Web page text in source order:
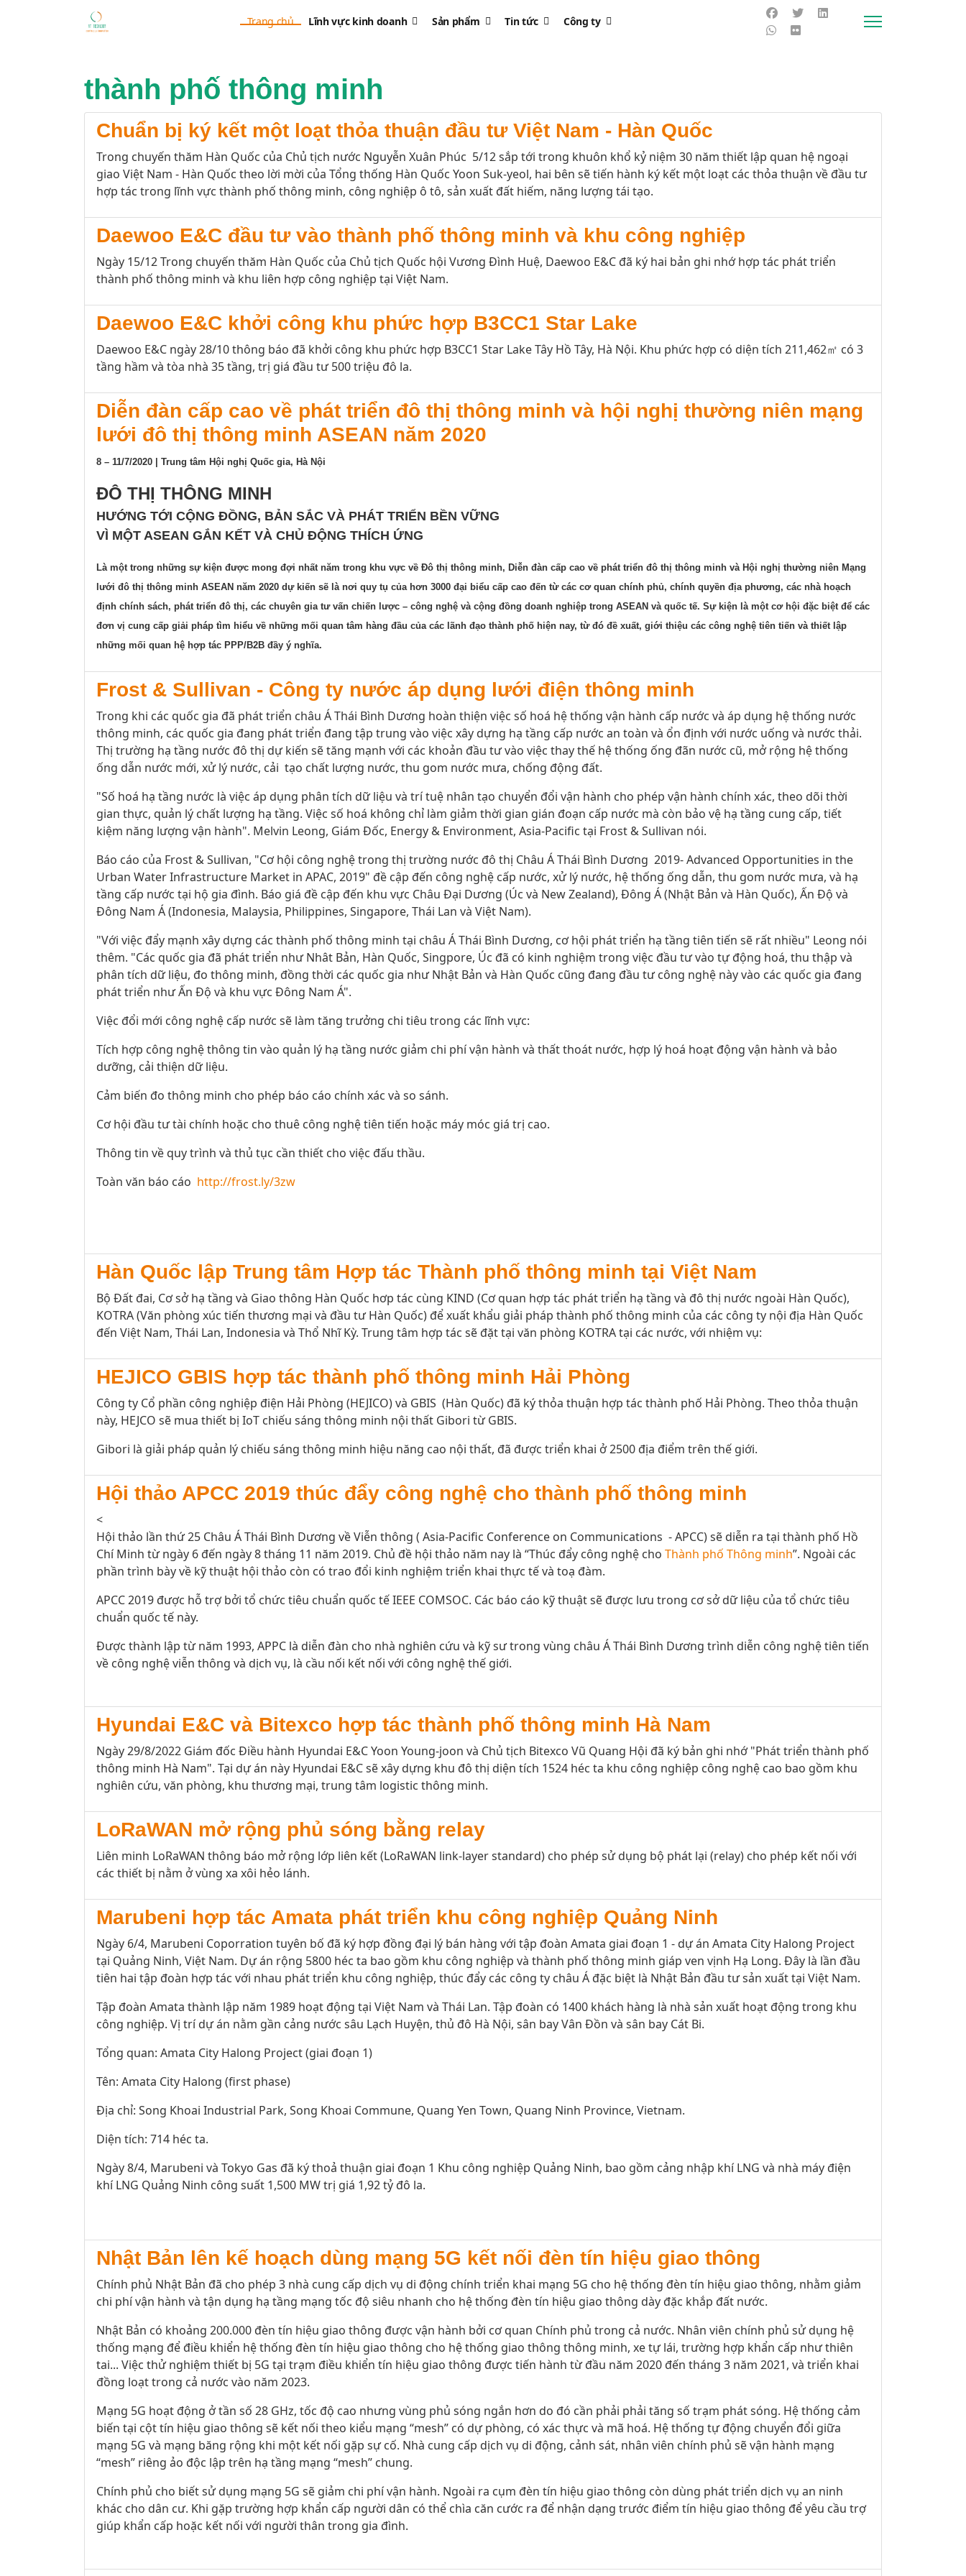
Trang chủ Lĩnh vực kinh doanh Sản phẩm Tin tức Công ty
thành phố thông minh
Chuẩn bị ký kết một loạt thỏa thuận đầu tư Việt Nam - Hàn Quốc
Trong chuyến thăm Hàn Quốc của Chủ tịch nước Nguyễn Xuân Phúc 5/12 sắp tới trong khuôn khổ kỷ niệm 30 năm thiết lập quan hệ ngoại
giao Việt Nam - Hàn Quốc theo lời mời của Tổng thống Hàn Quốc Yoon Suk-yeol, hai bên sẽ tiến hành ký kết một loạt các thỏa thuận về đầu tư
hợp tác trong lĩnh vực thành phố thông minh, công nghiệp ô tô, sản xuất đất hiếm, năng lượng tái tạo.
Daewoo E&C đầu tư vào thành phố thông minh và khu công nghiệp
Ngày 15/12 Trong chuyến thăm Hàn Quốc của Chủ tịch Quốc hội Vương Đình Huệ, Daewoo E&C đã ký hai bản ghi nhớ hợp tác phát triển
thành phố thông minh và khu liên hợp công nghiệp tại Việt Nam.
Daewoo E&C khởi công khu phức hợp B3CC1 Star Lake
Daewoo E&C ngày 28/10 thông báo đã khởi công khu phức hợp B3CC1 Star Lake Tây Hồ Tây, Hà Nội. Khu phức hợp có diện tích ​​211,462㎡ có 3
tầng hầm và tòa nhà 35 tầng, trị giá đầu tư 500 triệu đô la.
Diễn đàn cấp cao về phát triển đô thị thông minh và hội nghị thường niên mạng
lưới đô thị thông minh ASEAN năm 2020
8 – 11/7/2020 | Trung tâm Hội nghị Quốc gia, Hà Nội
ĐÔ THỊ THÔNG MINH
HƯỚNG TỚI CỘNG ĐỒNG, BẢN SẮC VÀ PHÁT TRIỂN BỀN VỮNG
VÌ MỘT ASEAN GẮN KẾT VÀ CHỦ ĐỘNG THÍCH ỨNG
Là một trong những sự kiện được mong đợi nhất năm trong khu vực về Đô thị thông minh, Diễn đàn cấp cao về phát triển đô thị thông minh và Hội nghị thường niên Mạng
lưới đô thị thông minh ASEAN năm 2020 dự kiến sẽ là nơi quy tụ của hơn 3000 đại biểu cấp cao đến từ các cơ quan chính phủ, chính quyền địa phương, các nhà hoạch
định chính sách, phát triển đô thị, các chuyên gia tư vấn chiến lược – công nghệ và cộng đồng doanh nghiệp trong ASEAN và quốc tế. Sự kiện là một cơ hội đặc biệt để các
đơn vị cung cấp giải pháp tìm hiểu về những mối quan tâm hàng đầu của các lãnh đạo thành phố hiện nay, từ đó đề xuất, giới thiệu các công nghệ tiên tiến và thiết lập
những mối quan hệ hợp tác PPP/B2B đầy ý nghĩa.
Frost & Sullivan - Công ty nước áp dụng lưới điện thông minh
Trong khi các quốc gia đã phát triển châu Á Thái Bình Dương hoàn thiện việc số hoá hệ thống vận hành cấp nước và áp dụng hệ thống nước
thông minh, các quốc gia đang phát triển đang tập trung vào việc xây dựng hạ tầng cấp nước an toàn và ổn định với nước uống và nước thải.
Thị trường hạ tầng nước đô thị dự kiến sẽ tăng mạnh với các khoản đầu tư vào việc thay thế hệ thống ống đãn nước cũ, mở rộng hệ thống
ống dẫn nước mới, xử lý nước, cải tạo chất lượng nước, thu gom nước mưa, chống động đất.
"Số hoá hạ tầng nước là việc áp dụng phân tích dữ liệu và trí tuệ nhân tạo chuyển đổi vận hành cho phép vận hành chính xác, theo dõi thời
gian thực, quản lý chất lượng hạ tầng. Việc số hoá không chỉ làm giảm thời gian gián đoạn cấp nước mà còn bảo vệ hạ tầng cung cấp, tiết
kiệm năng lượng vận hành". Melvin Leong, Giám Đốc, Energy & Environment, Asia-Pacific tại Frost & Sullivan nói.
Báo cáo của Frost & Sullivan, "Cơ hội công nghệ trong thị trường nước đô thị Châu Á Thái Bình Dương 2019- Advanced Opportunities in the
Urban Water Infrastructure Market in APAC, 2019" đề cập đến công nghệ cấp nước, xử lý nước, hệ thống ống dẫn, thu gom nước mưa, và hạ
tầng cấp nước tại hộ gia đình. Báo giá đề cập đến khu vực Châu Đại Dương (Úc và New Zealand), Đông Á (Nhật Bản và Hàn Quốc), Ấn Độ và
Đông Nam Á (Indonesia, Malaysia, Philippines, Singapore, Thái Lan và Việt Nam).
"Với việc đẩy mạnh xây dựng các thành phố thông minh tại châu Á Thái Bình Dương, cơ hội phát triển hạ tầng tiên tiến sẽ rất nhiều" Leong nói
thêm. "Các quốc gia đã phát triển như Nhât Bản, Hàn Quốc, Singpore, Úc đã có kinh nghiệm trong việc đầu tư vào tự động hoá, thu thập và
phân tích dữ liệu, đo thông minh, đồng thời các quốc gia như Nhật Bản và Hàn Quốc cũng đang đầu tư công nghệ này vào các quốc gia đang
phát triển như Ấn Độ và khu vực Đông Nam Á".
Việc đổi mới công nghệ cấp nước sẽ làm tăng trưởng chi tiêu trong các lĩnh vực:
Tích hợp công nghệ thông tin vào quản lý hạ tầng nước giảm chi phí vận hành và thất thoát nước, hợp lý hoá hoạt động vận hành và bảo
dưỡng, cải thiện dữ liệu.
Cảm biến đo thông minh cho phép báo cáo chính xác và so sánh.
Cơ hội đầu tư tài chính hoặc cho thuê công nghệ tiên tiến hoặc máy móc giá trị cao.
Thông tin về quy trình và thủ tục cần thiết cho việc đấu thầu.
Toàn văn báo cáo http://frost.ly/3zw
Hàn Quốc lập Trung tâm Hợp tác Thành phố thông minh tại Việt Nam
Bộ Đất đai, Cơ sở hạ tầng và Giao thông Hàn Quốc hơp tác cùng KIND (Cơ quan hợp tác phát triển hạ tầng và đô thị nước ngoài Hàn Quốc),
KOTRA (Văn phòng xúc tiến thương mại và đầu tư Hàn Quốc) để xuất khẩu giải pháp thành phố thông minh của các công ty nội địa Hàn Quốc
đến Việt Nam, Thái Lan, Indonesia và Thổ Nhĩ Kỳ. Trung tâm hợp tác sẽ đặt tại văn phòng KOTRA tại các nước, với nhiệm vụ:
HEJICO GBIS hợp tác thành phố thông minh Hải Phòng
Công ty Cổ phần công nghiệp điện Hải Phòng (HEJICO) và GBIS (Hàn Quốc) đã ký thỏa thuận hợp tác thành phố Hải Phòng. Theo thỏa thuận
này, HEJCO sẽ mua thiết bị IoT chiếu sáng thông minh nội thất Gibori từ GBIS.
Gibori là giải pháp quản lý chiếu sáng thông minh hiệu năng cao nội thất, đã được triển khai ở 2500 địa điểm trên thế giới.
Hội thảo APCC 2019 thúc đẩy công nghệ cho thành phố thông minh
<
Hội thảo lần thứ 25 Châu Á Thái Bình Dương về Viễn thông ( Asia-Pacific Conference on Communications - APCC) sẽ diễn ra tại thành phố Hồ
Chí Minh từ ngày 6 đến ngày 8 tháng 11 năm 2019. Chủ đề hội thảo năm nay là “Thúc đẩy công nghệ cho Thành phố Thông minh”. Ngoài các
phần trình bày về kỹ thuật hội thảo còn có trao đổi kinh nghiệm triển khai thực tế và toạ đàm.
APCC 2019 được hỗ trợ bởi tổ chức tiêu chuẩn quốc tế IEEE COMSOC. Các báo cáo kỹ thuật sẽ được lưu trong cơ sở dữ liệu của tổ chức tiêu
chuẩn quốc tế này.
Được thành lập từ năm 1993, APPC là diễn đàn cho nhà nghiên cứu và kỹ sư trong vùng châu Á Thái Bình Dương trình diễn công nghệ tiên tiến
về công nghệ viễn thông và dịch vụ, là cầu nối kết nối với công nghệ thế giới.
Hyundai E&C và Bitexco hợp tác thành phố thông minh Hà Nam
Ngày 29/8/2022 Giám đốc Điều hành Hyundai E&C Yoon Young-joon và Chủ tịch Bitexco Vũ Quang Hội đã ký bản ghi nhớ "Phát triển thành phố
thông minh Hà Nam". Tại dự án này Hyundai E&C sẽ xây dựng khu đô thị diện tích 1524 héc ta khu công nghiệp công nghệ cao bao gồm khu
nghiên cứu, văn phòng, khu thương mại, trung tâm logistic thông minh.
LoRaWAN mở rộng phủ sóng bằng relay
Liên minh LoRaWAN thông báo mở rộng lớp liên kết (LoRaWAN link-layer standard) cho phép sử dụng bộ phát lại (relay) cho phép kết nối với
các thiết bị nằm ở vùng xa xôi hẻo lánh.
Marubeni hợp tác Amata phát triển khu công nghiệp Quảng Ninh
Ngày 6/4, Marubeni Coporration tuyên bố đã ký hợp đồng đại lý bán hàng với tập đoàn Amata giai đoạn 1 - dự án Amata City Halong Project
tại Quảng Ninh, Việt Nam. Dự án rộng 5800 héc ta bao gồm khu công nghiệp và thành phố thông minh giáp ven vịnh Hạ Long. Đây là lần đầu
tiên hai tập đoàn hợp tác với nhau phát triển khu công nghiệp, thúc đẩy các công ty châu Á đặc biệt là Nhật Bản đầu tư sản xuất tại Việt Nam.
Tập đoàn Amata thành lập năm 1989 hoạt động tại Việt Nam và Thái Lan. Tập đoàn có 1400 khách hàng là nhà sản xuất hoạt động trong khu
công nghiệp. Vị trí dự án nằm gần cảng nước sâu Lạch Huyện, thủ đô Hà Nội, sân bay Vân Đồn và sân bay Cát Bi.
Tổng quan: Amata City Halong Project (giai đoạn 1)
Tên: Amata City Halong (first phase)
Địa chỉ: Song Khoai Industrial Park, Song Khoai Commune, Quang Yen Town, Quang Ninh Province, Vietnam.
Diện tích: 714 héc ta.
Ngày 8/4, Marubeni và Tokyo Gas đã ký thoả thuận giai đoạn 1 Khu công nghiệp Quảng Ninh, bao gồm cảng nhập khí LNG và nhà máy điện
khí LNG Quảng Ninh công suất 1,500 MW trị giá 1,92 tỷ đô la.
Nhật Bản lên kế hoạch dùng mạng 5G kết nối đèn tín hiệu giao thông
Chính phủ Nhật Bản đã cho phép 3 nhà cung cấp dịch vụ di động chính triển khai mạng 5G cho hệ thống đèn tín hiệu giao thông, nhằm giảm
chi phí vận hành và tận dụng hạ tầng mạng tốc độ siêu nhanh cho hệ thống đèn tín hiệu giao thông dày đặc khắp đất nước.
Nhật Bản có khoảng 200.000 đèn tín hiệu giao thông được vận hành bởi cơ quan Chính phủ trong cả nước. Nhân viên chính phủ sử dụng hệ
thống mạng để điều khiển hệ thống đèn tín hiệu giao thông cho hệ thống giao thông thông minh, xe tự lái, trường hợp khẩn cấp như thiên
tai... Việc thử nghiệm thiết bị 5G tại trạm điều khiển tín hiệu giao thông được tiến hành từ đầu năm 2020 đến tháng 3 năm 2021, và triển khai
đồng loạt trong cả nước vào năm 2023.
Mạng 5G hoạt động ở tần số 28 GHz, tốc độ cao nhưng vùng phủ sóng ngắn hơn do đó cần phải phải tăng số trạm phát sóng. Hệ thống cảm
biến tại cột tín hiệu giao thông sẽ kết nối theo kiểu mạng “mesh” có dự phòng, có xác thực và mã hoá. Hệ thống tự động chuyển đổi giữa
mạng 5G và mạng băng rộng khi một kết nối gặp sự cố. Nhà cung cấp dịch vụ di động, cảnh sát, nhân viên chính phủ sẽ vận hành mạng
“mesh” riêng ảo độc lập trên hạ tầng mạng “mesh” chung.
Chính phủ cho biết sử dụng mạng 5G sẽ giảm chi phí vận hành. Ngoài ra cụm đèn tín hiệu giao thông còn dùng phát triển dịch vụ an ninh
khác cho dân cư. Khi gặp trường hợp khẩn cấp người dân có thể chìa căn cước ra để nhận dạng trước điểm tín hiệu giao thông để yêu cầu trợ
giúp khẩn cấp hoặc kết nối với người thân trong gia đình.